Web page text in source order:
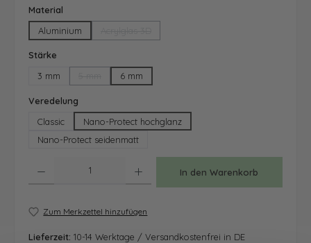
Material
Aluminium
Stärke
3 mm
(Diese Option ist zurzeit nicht verfügbar.)
6 mm
Veredelung
Classic
Nano-Protect hochglanz
Nano-Protect seidenmatt
In den Warenkorb
Zum Merkzettel hinzufügen
Lieferzeit: 10-14 Werktage / Versandkostenfrei in DE